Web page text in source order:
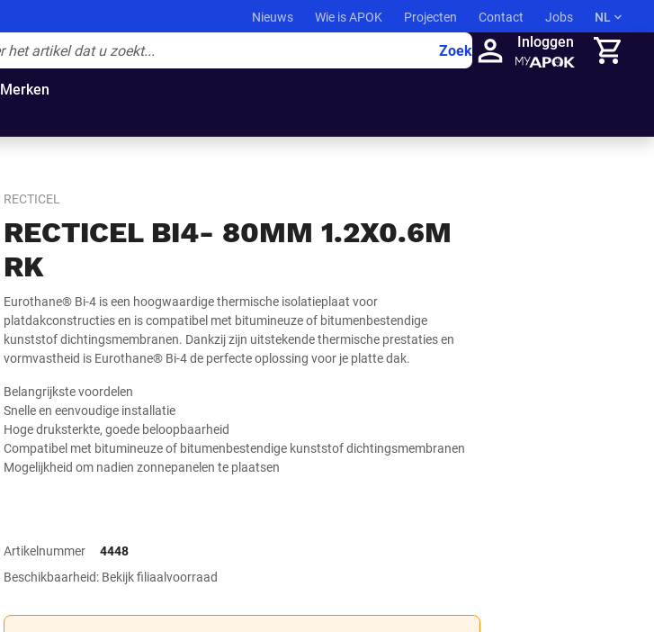
Nieuws Wie is APOK Projecten Contact Jobs NL
Zoek
Inloggen
Merken
RECTICEL
RECTICEL BI4- 80MM 1.2X0.6M
RK
Eurothane® Bi-4 is een hoogwaardige thermische isolatieplaat voor
platdakconstructies en is compatibel met bitumineuze of bitumenbestendige
kunststof dichtingsmembranen. Dankzij zijn uitstekende thermische prestaties en
vormvastheid is Eurothane® Bi-4 de perfecte oplossing voor je platte dak.
Belangrijkste voordelen
Snelle en eenvoudige installatie
Hoge druksterkte, goede beloopbaarheid
Compatibel met bitumineuze of bitumenbestendige kunststof dichtingsmembranen
Mogelijkheid om nadien zonnepanelen te plaatsen
Artikelnummer
4448
Beschikbaarheid: Bekijk filiaalvoorraad